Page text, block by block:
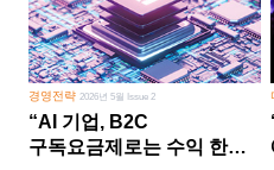
경영전략 2026년 5월 Issue 2
“AI 기업, B2C
구독요금제로는 수익 한계